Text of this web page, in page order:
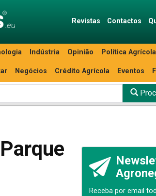
Revistas Contactos
Indústria Opinião Política Agrícola
Negócios Crédito Agrícola Eventos
Receba por email